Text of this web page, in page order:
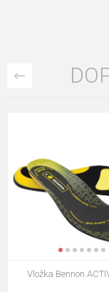
VM Footwear 3009